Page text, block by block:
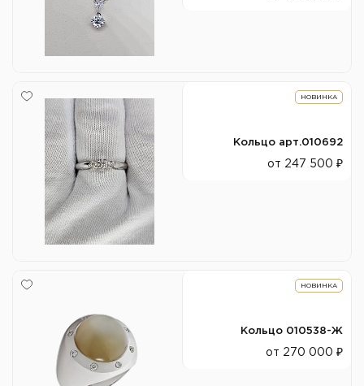
НОВИНКА
Кольцо арт.010692
от 247 500 ₽
НОВИНКА
Кольцо 010538-Ж
от 270 000 ₽